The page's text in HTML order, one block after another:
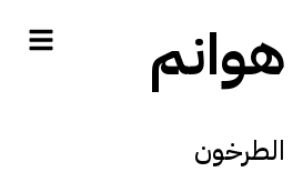
هوانم
الطرخون